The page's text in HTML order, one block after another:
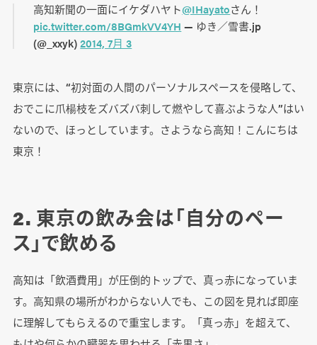
高知新聞の一面にイケダハヤト@IHayatoさん！
pic.twitter.com/8BGmkVV4YH — ゆき／雪書.jp
(@_xxyk)2014, 7月 3
東京には、“初対面の人間のパーソナルスペースを侵略して、
おでこに爪楊枝をズバズバ刺して燃やして喜ぶような人”はい
ないので、ほっとしています。さようなら高知！こんにちは
東京！
2. 東京の飲み会は「自分のペー
ス」で飲める
高知は「飲酒費用」が圧倒的トップで、真っ赤になっていま
す。高知県の場所がわからない人でも、この図を見れば即座
に理解してもらえるので重宝します。「真っ赤」を超えて、